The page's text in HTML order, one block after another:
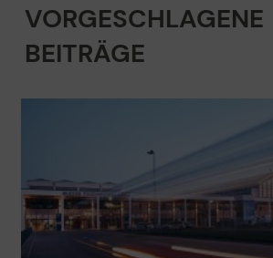
VORGESCHLAGENE
BEITRÄGE